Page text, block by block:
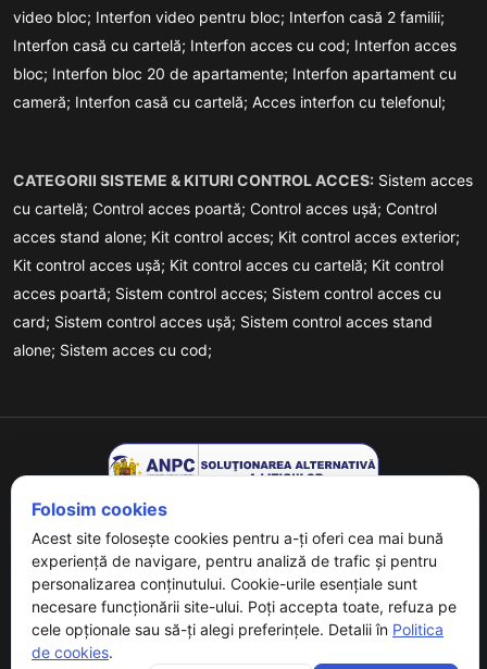
video bloc; Interfon video pentru bloc; Interfon casă 2 familii;
Interfon casă cu cartelă; Interfon acces cu cod; Interfon acces
bloc; Interfon bloc 20 de apartamente; Interfon apartament cu
cameră; Interfon casă cu cartelă; Acces interfon cu telefonul;
CATEGORII SISTEME & KITURI CONTROL ACCES: Sistem acces
cu cartelă; Control acces poartă; Control acces ușă; Control
acces stand alone; Kit control acces; Kit control acces exterior;
Kit control acces ușă; Kit control acces cu cartelă; Kit control
acces poartă; Sistem control acces; Sistem control acces cu
card; Sistem control acces ușă; Sistem control acces stand
alone; Sistem acces cu cod;
Copyrights © 2026 URMET - Powered ByDigital Agency . All
Rights Reserved.
Folosim cookies
Acest site folosește cookies pentru a-ți oferi cea mai bună
experiență de navigare, pentru analiză de trafic și pentru
personalizarea conținutului. Cookie-urile esențiale sunt
necesare funcționării site-ului. Poți accepta toate, refuza pe
cele opționale sau să-ți alegi preferințele. Detalii în Politica
de cookies.